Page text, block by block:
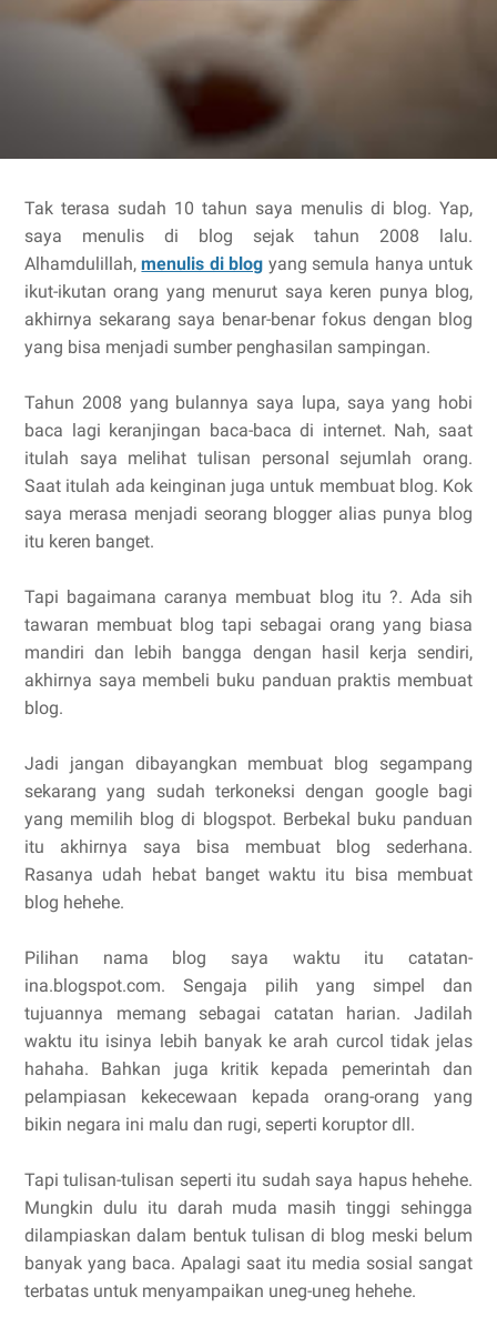
Tak terasa sudah 10 tahun saya menulis di blog. Yap,
saya menulis di blog sejak tahun 2008 lalu.
Alhamdulillah,menulis di blog yang semula hanya untuk
ikut-ikutan orang yang menurut saya keren punya blog,
akhirnya sekarang saya benar-benar fokus dengan blog
yang bisa menjadi sumber penghasilan sampingan.
Tahun 2008 yang bulannya saya lupa, saya yang hobi
baca lagi keranjingan baca-baca di internet. Nah, saat
itulah saya melihat tulisan personal sejumlah orang.
Saat itulah ada keinginan juga untuk membuat blog. Kok
saya merasa menjadi seorang blogger alias punya blog
itu keren banget.
Tapi bagaimana caranya membuat blog itu ?. Ada sih
tawaran membuat blog tapi sebagai orang yang biasa
mandiri dan lebih bangga dengan hasil kerja sendiri,
akhirnya saya membeli buku panduan praktis membuat
blog.
Jadi jangan dibayangkan membuat blog segampang
sekarang yang sudah terkoneksi dengan google bagi
yang memilih blog di blogspot. Berbekal buku panduan
itu akhirnya saya bisa membuat blog sederhana.
Rasanya udah hebat banget waktu itu bisa membuat
blog hehehe.
Pilihan nama blog saya waktu itu catatan-
ina.blogspot.com. Sengaja pilih yang simpel dan
tujuannya memang sebagai catatan harian. Jadilah
waktu itu isinya lebih banyak ke arah curcol tidak jelas
hahaha. Bahkan juga kritik kepada pemerintah dan
pelampiasan kekecewaan kepada orang-orang yang
bikin negara ini malu dan rugi, seperti koruptor dll.
Tapi tulisan-tulisan seperti itu sudah saya hapus hehehe.
Mungkin dulu itu darah muda masih tinggi sehingga
dilampiaskan dalam bentuk tulisan di blog meski belum
banyak yang baca. Apalagi saat itu media sosial sangat
terbatas untuk menyampaikan uneg-uneg hehehe.